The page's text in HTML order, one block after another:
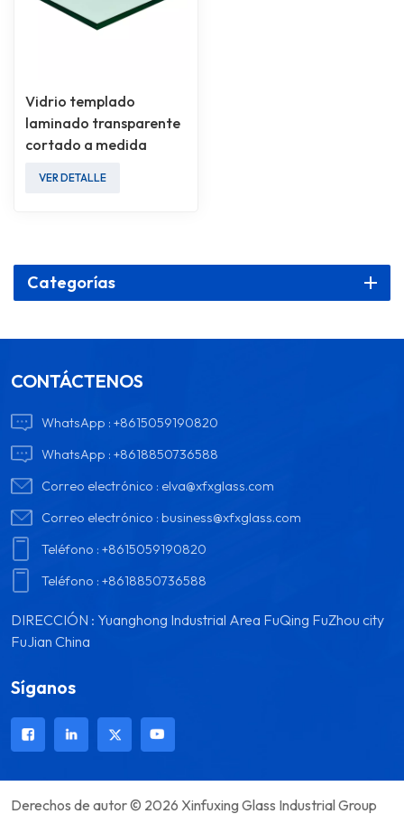
Vidrio templado
laminado transparente
cortado a medida
VER DETALLE
Categorías
CONTÁCTENOS
WhatsApp :+8615059190820
WhatsApp :+8618850736588
Correo electrónico : elva@xfxglass.com
Correo electrónico :business@xfxglass.com
Teléfono :+8615059190820
Teléfono :+8618850736588
DIRECCIÓN : Yuanghong Industrial Area FuQing FuZhou city
FuJian China
Síganos
Derechos de autor © 2026 Xinfuxing Glass Industrial Group